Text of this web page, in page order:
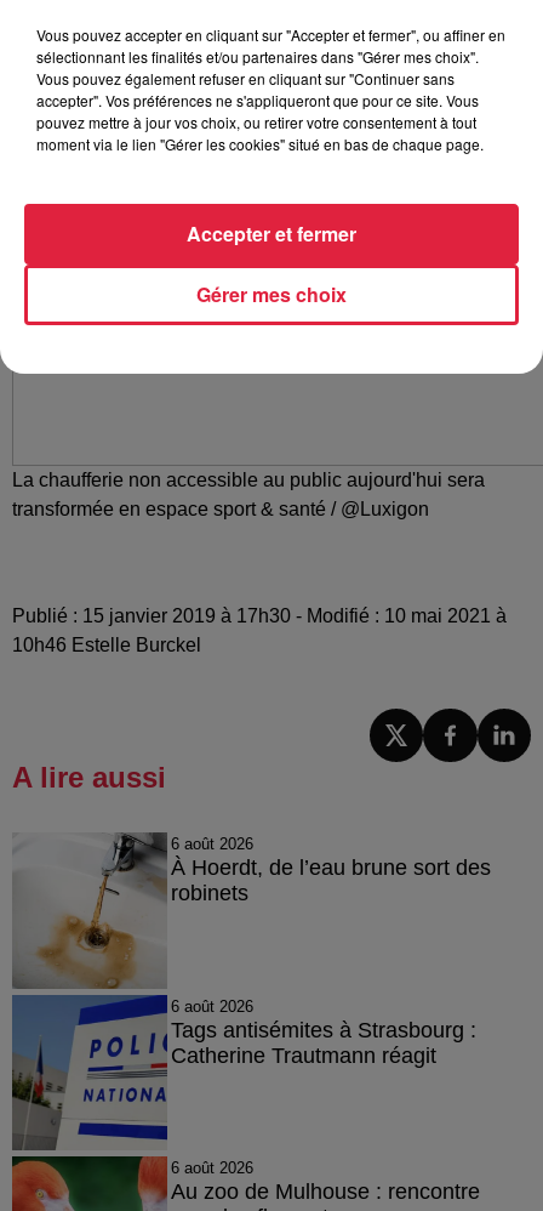
La chaufferie non accessible au public aujourd'hui sera
transformée en espace sport & santé / @Luxigon
Publié : 15 janvier 2019 à 17h30 - Modifié : 10 mai 2021 à
10h46 Estelle Burckel
A lire aussi
6 août 2026
À Hoerdt, de l’eau brune sort des
robinets
6 août 2026
Tags antisémites à Strasbourg :
Catherine Trautmann réagit
6 août 2026
Au zoo de Mulhouse : rencontre
Vous pouvez accepter en cliquant sur "Accepter et fermer", ou affiner en
sélectionnant les finalités et/ou partenaires dans "Gérer mes choix".
Vous pouvez également refuser en cliquant sur "Continuer sans
accepter". Vos préférences ne s'appliqueront que pour ce site. Vous
pouvez mettre à jour vos choix, ou retirer votre consentement à tout
moment via le lien "Gérer les cookies" situé en bas de chaque page.
Gérer mes choix
Accepter et fermer